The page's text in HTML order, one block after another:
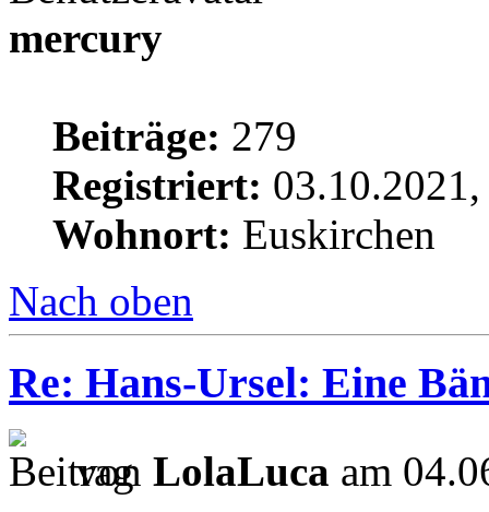
mercury
Beiträge: 279
Registriert:
Wohnort: Euskirchen
Nach oben
Re: Hans-Ursel: Eine
von LolaLuca am